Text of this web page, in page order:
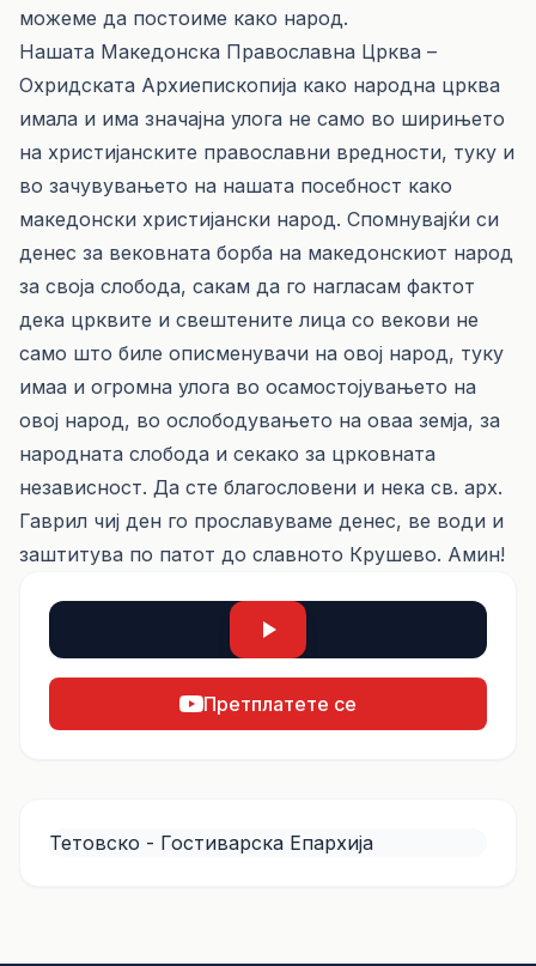
можеме да постоиме како народ.
Нашата Македонска Православна Црква –
Охридската Архиепископија како народна црква
имала и има значајна улога не само во ширињето
на христијанските православни вредности, туку и
во зачувувањето на нашата посебност како
македонски христијански народ. Спомнувајќи си
денес за вековната борба на македонскиот народ
за своја слобода, сакам да го нагласам фактот
дека црквите и свештените лица со векови не
само што биле описменувачи на овој народ, туку
имаа и огромна улога во осамостојувањето на
овој народ, во ослободувањето на оваа земја, за
народната слобода и секако за црковната
независност. Да сте благословени и нека св. арх.
Гаврил чиј ден го прославуваме денес, ве води и
заштитува по патот до славното Крушево. Амин!
Претплатете се
Тетовско - Гостиварска Епархија